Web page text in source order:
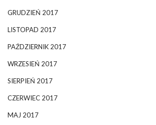
GRUDZIEŃ 2017
LISTOPAD 2017
PAŹDZIERNIK 2017
WRZESIEŃ 2017
SIERPIEŃ 2017
CZERWIEC 2017
MAJ 2017